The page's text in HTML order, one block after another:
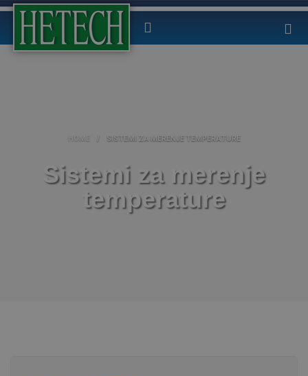
HOME / SISTEMI ZA MERENJE TEMPERATURE
Sistemi za merenje
temperature